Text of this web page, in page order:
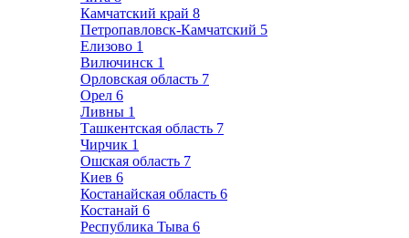
Камчатский край 8
Петропавловск-Камчатский 5
Елизово 1
Вилючинск 1
Орловская область 7
Орел 6
Ливны 1
Ташкентская область 7
Чирчик 1
Ошская область 7
Киев 6
Костанайская область 6
Костанай 6
Республика Тыва 6